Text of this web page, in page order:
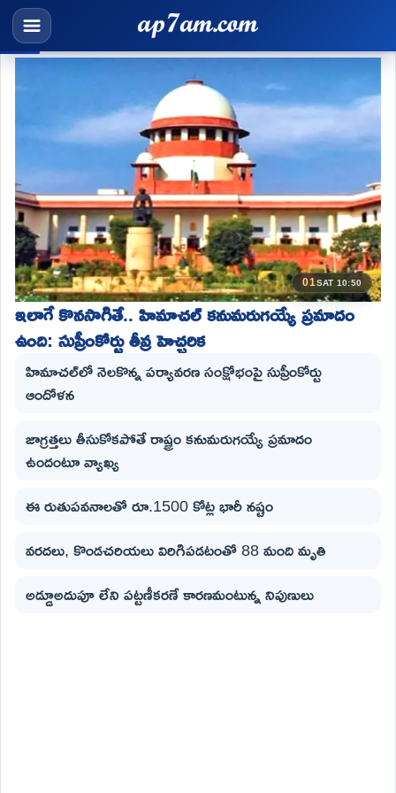
01SAT 10:50
ఇలాగే కొన‌సాగితే.. హిమాచల్ కనుమరుగయ్యే ప్రమాదం
ఉంది: సుప్రీంకోర్టు తీవ్ర హెచ్చరిక
హిమాచల్‌లో నెలకొన్న పర్యావరణ సంక్షోభంపై సుప్రీంకోర్టు
ఆందోళ‌న‌
జాగ్రత్తలు తీసుకోకపోతే రాష్ట్రం కనుమరుగయ్యే ప్రమాదం
ఉందంటూ వ్యాఖ్య‌
ఈ రుతుపవనాలతో రూ.1500 కోట్ల భారీ నష్టం
వరదలు, కొండచరియలు విరిగిపడటంతో 88 మంది మృతి
అడ్డూఅదుపూ లేని పట్టణీకరణే కారణమంటున్న నిపుణులు